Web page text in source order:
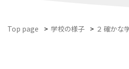
Top page > 学校の様子 > ２ 確かな